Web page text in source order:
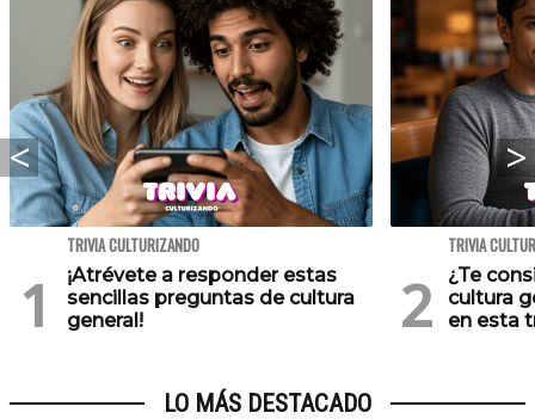
TRIVIA CULTURIZANDO
¡Atrévete a responder estas
sencillas preguntas de cultura
general!
TRIVIA
¿Te
cultura
en esta
LO MÁS DESTACADO